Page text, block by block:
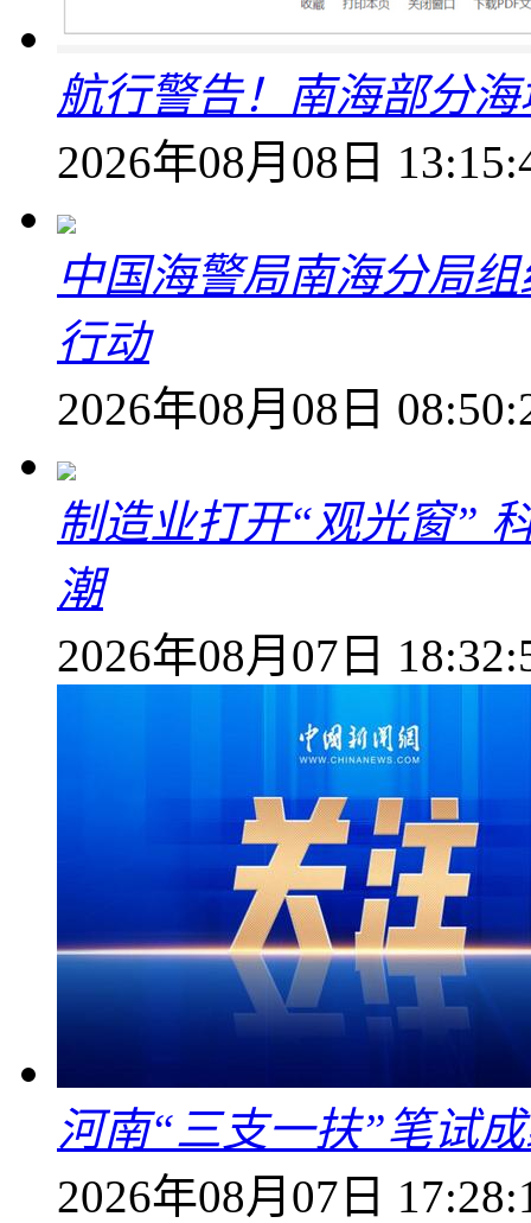
航行警告！南海部分
2026年08月08日
中国海警局南海分局
行动
2026年08月08日
制造业打开“观光窗”
潮
2026年08月07日
河南“三支一扶”笔试
2026年08月07日